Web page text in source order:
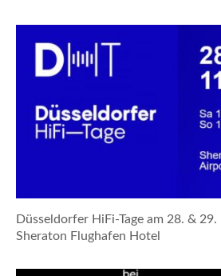
Düsseldorfer HiFi-Tage am 28. &
Sheraton Flughafen Hotel